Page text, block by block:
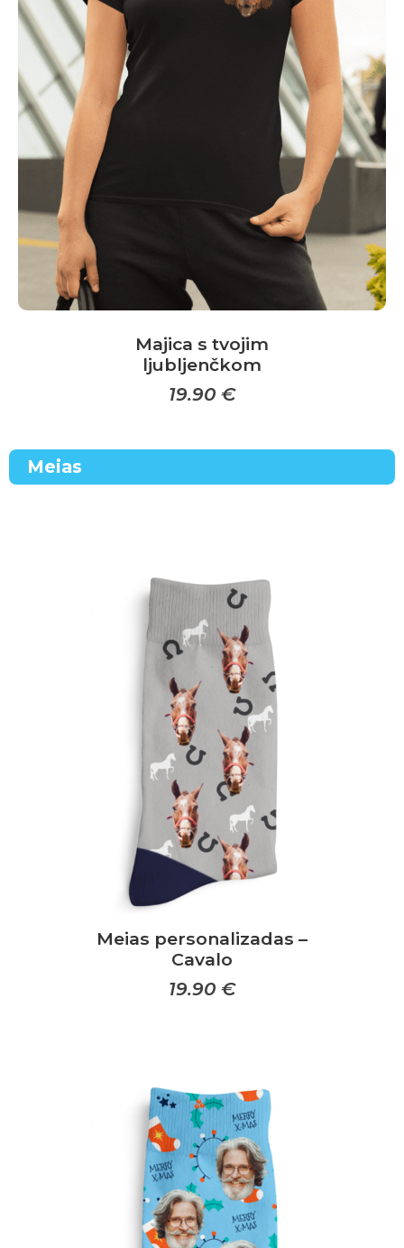
Majica s tvojim
ljubljenčkom
19.90 €
Meias
Meias personalizadas –
Cavalo
19.90 €